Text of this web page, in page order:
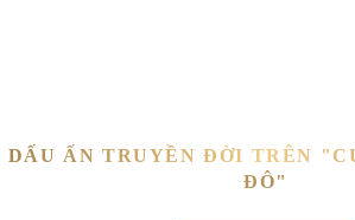
DẤU ẤN TRUYỀN ĐỜI TRÊN
ĐÔ"